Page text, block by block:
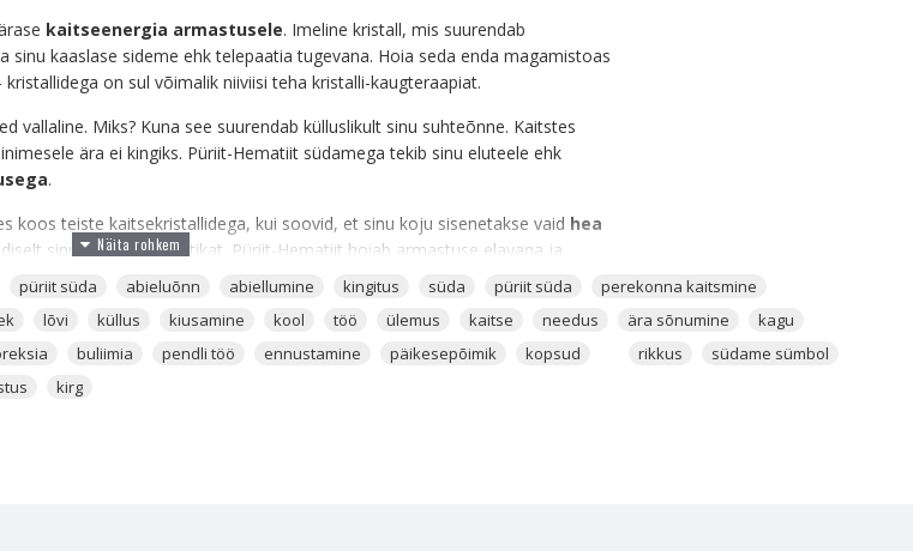
kaitseenergia armastusele. Imeline kristall, mis suurendab
sinu kaaslase sideme ehk telepaatia tugevana. Hoia seda enda magamistoas
on sul võimalik niiviisi teha kristalli-kaugteraapiat.
vallaline. Miks? Kuna see suurendab külluslikult sinu suhteõnne. Kaitstes
ära ei kingiks. Püriit-Hematiit südamega tekib sinu eluteele ehk
.
koos teiste kaitsekristallidega, kui soovid, et sinu koju sisenetakse vaid hea
sinu kodu energeetikat. Püriit-Hematiit hoiab armastuse elavana ja
suhet. Eriti kasulik on see siis, kui kirg on suhtes vaibunud. See
kui kannad ehtena lisaks ka
. Kui neid kristalle koos hoida, siis see
püriit süda abieluõnn abiellumine kingitus süda püriit süda
perekonna kaitsmine
lõvi küllus kiusamine kool töö ülemus kaitse needus ära sõnumine
kagu
buliimia pendli töö ennustamine päikesepõimik kopsud rikkus
südame sümbol
kirg